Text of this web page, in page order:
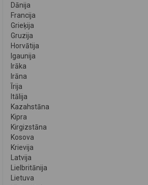
Dānija
Francija
Grieķija
Gruzija
Horvātija
Igaunija
Irāka
Irāna
Īrija
Itālija
Kazahstāna
Kipra
Kirgizstāna
Kosova
Krievija
Latvija
Lielbritānija
Lietuva